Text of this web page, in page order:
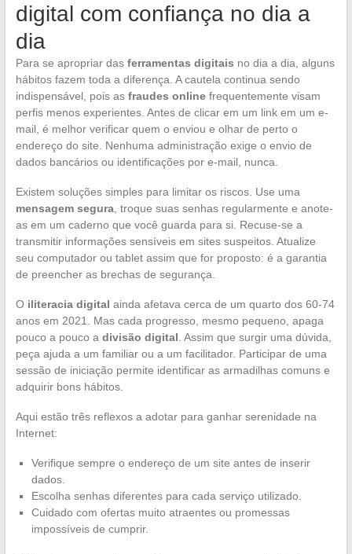
digital com confiança no dia a
dia
Para se apropriar das ferramentas digitais no dia a dia, alguns
hábitos fazem toda a diferença. A cautela continua sendo
indispensável, pois as fraudes onlinefrequentemente visam
perfis menos experientes. Antes de clicar em um link em um e-
mail, é melhor verificar quem o enviou e olhar de perto o
endereço do site. Nenhuma administração exige o envio de
dados bancários ou identificações por e-mail, nunca.
Existem soluções simples para limitar os riscos. Use uma
mensagem segura, troque suas senhas regularmente e anote-
as em um caderno que você guarda para si. Recuse-se a
transmitir informações sensíveis em sites suspeitos. Atualize
seu computador ou tablet assim que for proposto: é a garantia
de preencher as brechas de segurança.
O iliteracia digital ainda afetava cerca de um quarto dos 60-74
anos em 2021. Mas cada progresso, mesmo pequeno, apaga
pouco a pouco a divisão digital . Assim que surgir uma dúvida,
peça ajuda a um familiar ou a um facilitador. Participar de uma
sessão de iniciação permite identificar as armadilhas comuns e
adquirir bons hábitos.
Aqui estão três reflexos a adotar para ganhar serenidade na
Internet:
Verifique sempre o endereço de um site antes de inserir
dados.
Escolha senhas diferentes para cada serviço utilizado.
Cuidado com ofertas muito atraentes ou promessas
impossíveis de cumprir.